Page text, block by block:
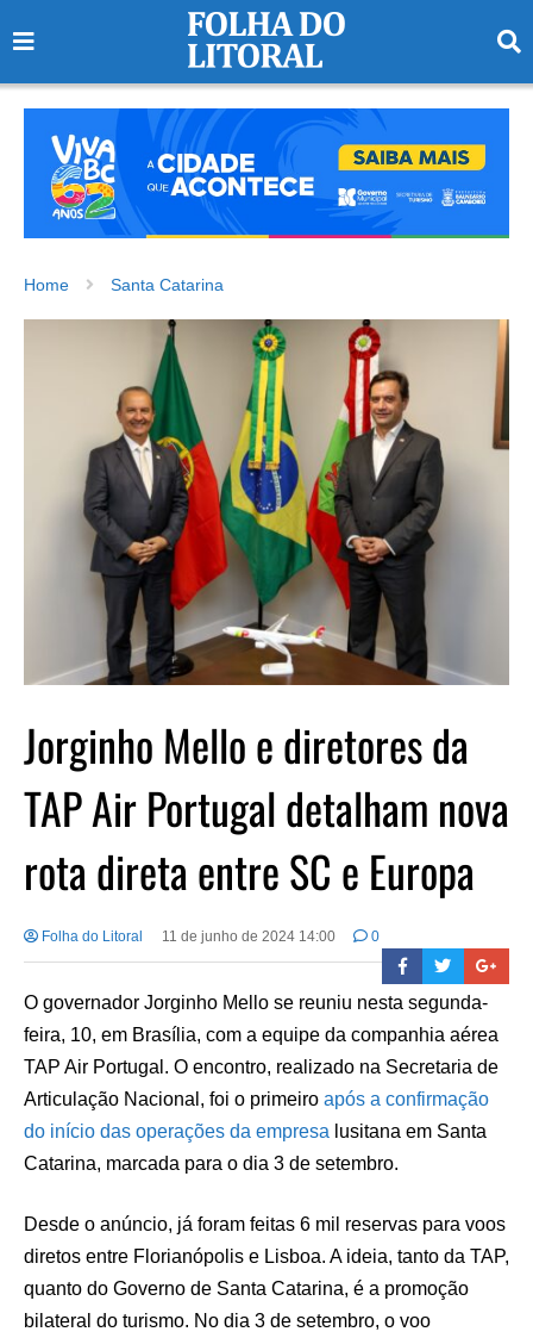
Home Santa Catarina
Jorginho Mello e diretores da
TAP Air Portugal detalham nova
rota direta entre SC e Europa
Folha do Litoral 11 de junho de 2024 14:00 0
O governador Jorginho Mello se reuniu nesta segunda-
feira, 10, em Brasília, com a equipe da companhia aérea
TAP Air Portugal. O encontro, realizado na Secretaria de
Articulação Nacional, foi o primeiro após a confirmação
do início das operações da empresa lusitana em Santa
Catarina, marcada para o dia 3 de setembro.
Desde o anúncio, já foram feitas 6 mil reservas para voos
diretos entre Florianópolis e Lisboa. A ideia, tanto da TAP,
quanto do Governo de Santa Catarina, é a promoção
bilateral do turismo. No dia 3 de setembro, o voo